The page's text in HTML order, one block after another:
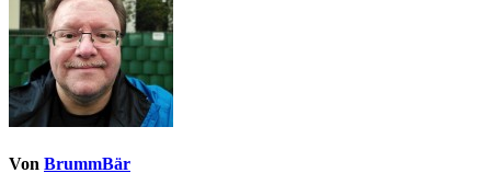
Von BrummBär